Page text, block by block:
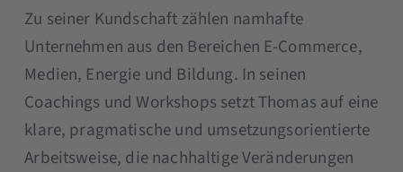
Zu seiner Kundschaft zählen namhafte
Unternehmen aus den Bereichen E-Commerce,
Medien, Energie und Bildung. In seinen
Coachings und Workshops setzt Thomas auf eine
klare, pragmatische und umsetzungsorientierte
Arbeitsweise, die nachhaltige Veränderungen